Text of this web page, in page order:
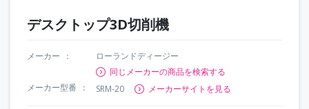
デスクトップ3D切削機
メーカー
ローランドディージー
同じメーカーの商品を検索する
メーカー型番
SRM-20 メーカーサイトを見る